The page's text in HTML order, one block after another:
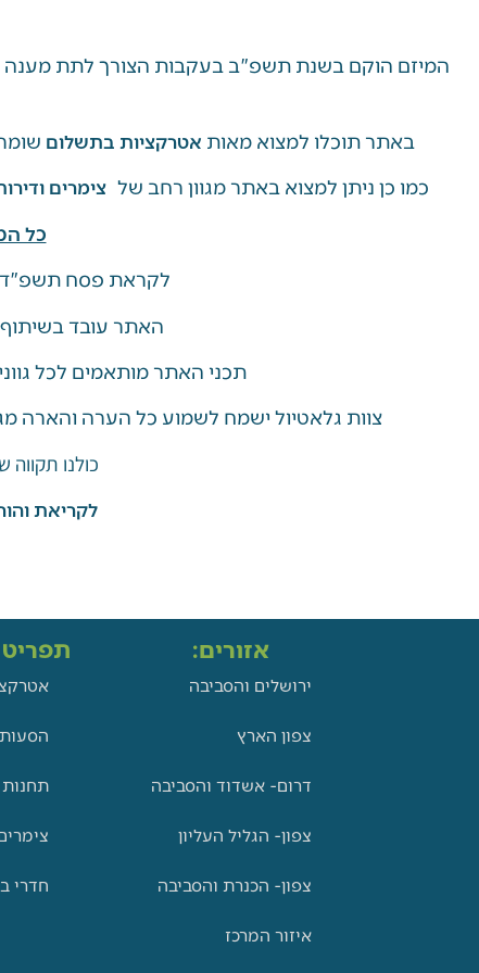
המיזם הוקם בשנת תשפ"ב בעקבות הצורך לתת מענה
באתר תוכלו למצוא מאות אטרקציות בתשלום
כמו כן ניתן למצוא באתר מגוון רחב של צימרים
כל
לקראת פסח תשפ"ד
האתר עובד
תכני האתר מותאמים לכל
צוות גלאטיול ישמח לשמוע כל הערה והארה
כולנו
לקריאת
אזורים:
ירושלים והסביבה
צפון הארץ
דרום- אשדוד והסביבה
צפון- הגליל העליון
צפון- הכנרת והסביבה
איזור המרכז
תפריט
חדרי